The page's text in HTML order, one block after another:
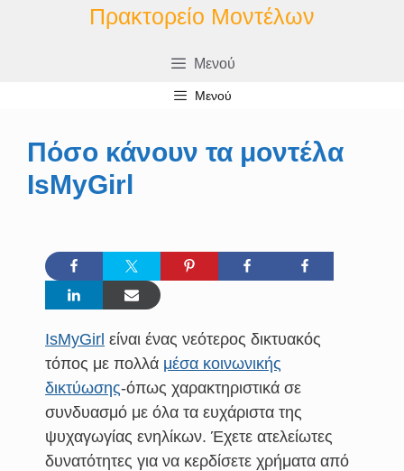
Πρακτορείο Μοντέλων
Μενού
Μενού
Πόσο κάνουν τα μοντέλα
IsMyGirl
IsMyGirl είναι ένας νεότερος δικτυακός
τόπος με πολλά μέσα κοινωνικής
δικτύωσης-όπως χαρακτηριστικά σε
συνδυασμό με όλα τα ευχάριστα της
ψυχαγωγίας ενηλίκων. Έχετε ατελείωτες
δυνατότητες για να κερδίσετε χρήματα από